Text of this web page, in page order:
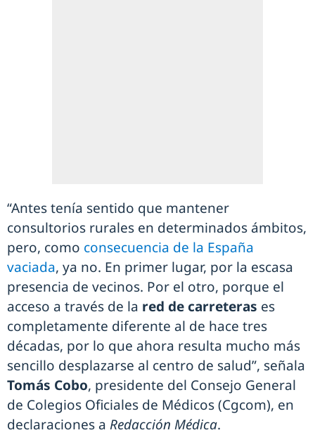
“Antes tenía sentido que mantener
consultorios rurales en determinados ámbitos,
pero, como consecuencia de la España
vaciada, ya no. En primer lugar, por la escasa
presencia de vecinos. Por el otro, porque el
acceso a través de la red de carreteras es
completamente diferente al de hace tres
décadas, por lo que ahora resulta mucho más
sencillo desplazarse al centro de salud”, señala
Tomás Cobo, presidente del Consejo General
de Colegios Oficiales de Médicos (Cgcom), en
declaraciones a Redacción Médica.